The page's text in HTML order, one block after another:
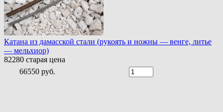
Катана из дамасской стали (рукоять и ножны — венге, литье
— мельхиор)
82280 старая цена
66550 руб.